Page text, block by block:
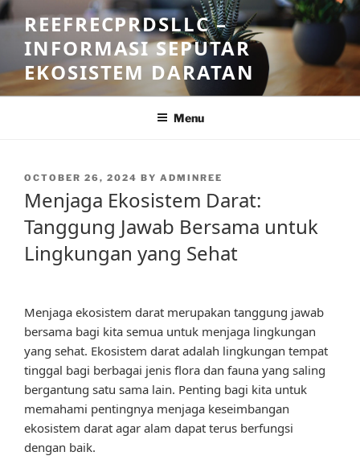
Skip
to
content
REEFRECPRDSLLC –
INFORMASI SEPUTAR
EKOSISTEM DARATAN
Menu
POSTED
OCTOBER 26, 2024 BY ADMINREE
Menjaga Ekosistem Darat:
Tanggung Jawab Bersama untuk
Lingkungan yang Sehat
Menjaga ekosistem darat merupakan tanggung jawab
bersama bagi kita semua untuk menjaga lingkungan
yang sehat. Ekosistem darat adalah lingkungan tempat
tinggal bagi berbagai jenis flora dan fauna yang saling
bergantung satu sama lain. Penting bagi kita untuk
memahami pentingnya menjaga keseimbangan
ekosistem darat agar alam dapat terus berfungsi
dengan baik.